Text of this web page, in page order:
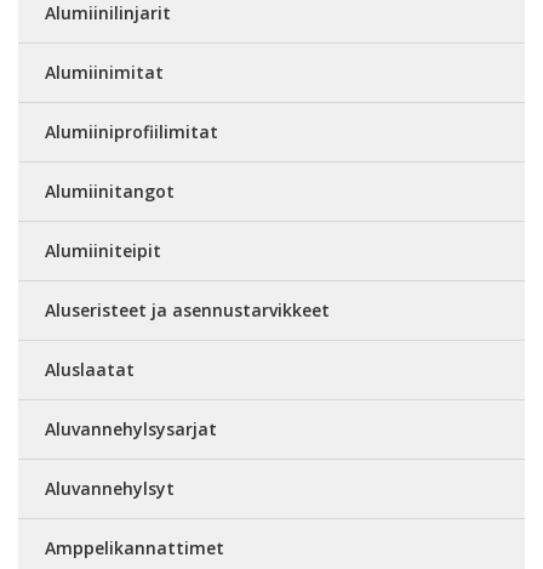
Alumiinilinjarit
Alumiinimitat
Alumiiniprofiilimitat
Alumiinitangot
Alumiiniteipit
Aluseristeet ja asennustarvikkeet
Aluslaatat
Aluvannehylsysarjat
Aluvannehylsyt
Amppelikannattimet